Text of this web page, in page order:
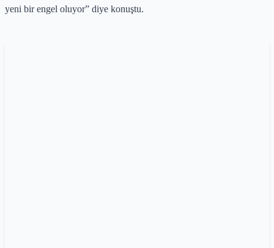
yeni bir engel oluyor” diye konuştu.